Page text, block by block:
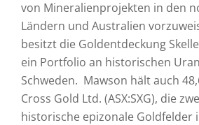
von Mineralienprojekten in den
Ländern und Australien
besitzt die Goldentdeckung
ein Portfolio an historischen
Schweden. Mawson hält auch
Cross Gold Ltd. (ASX:SXG), die
historische epizonale Goldfelder